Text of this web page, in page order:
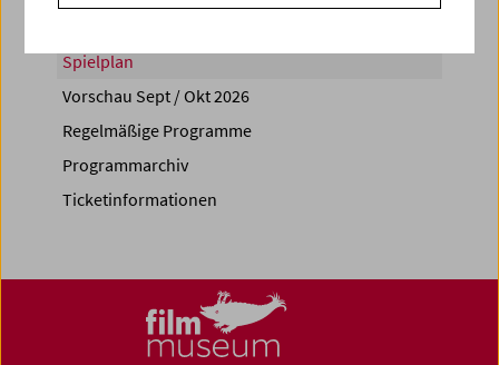
Spielplan
Vorschau Sept / Okt 2026
Regelmäßige Programme
Programmarchiv
Ticketinformationen